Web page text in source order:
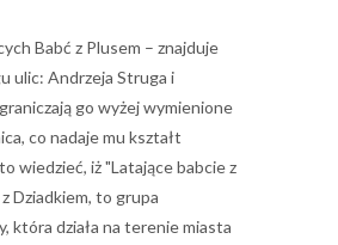
Babć z Plusem – znajduje
ulic: Andrzeja Struga i
go wyżej wymienione
co nadaje mu kształt
wiedzieć, iż "Latające babcie z
z Dziadkiem, to grupa
która działa na terenie miasta